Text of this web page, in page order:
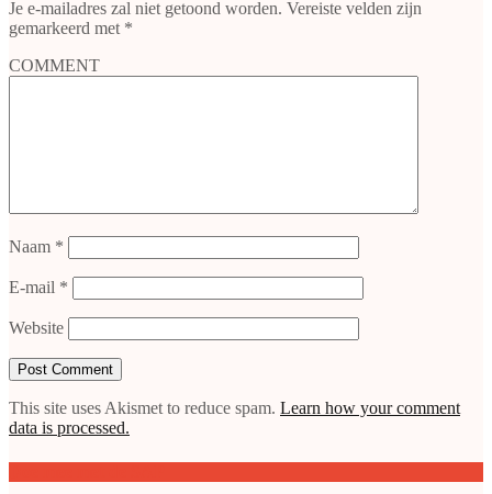
Je e-mailadres zal niet getoond worden. Vereiste velden zijn
gemarkeerd met *
COMMENT
Naam *
E-mail *
Website
This site uses Akismet to reduce spam. Learn how your comment
data is processed.